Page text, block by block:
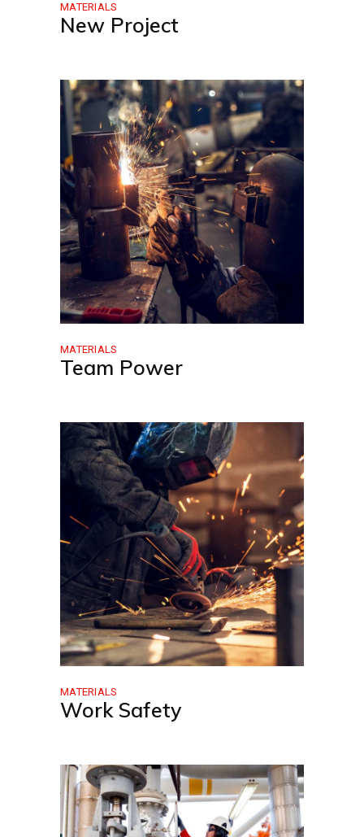
MATERIALS
New Project
MATERIALS
Team Power
MATERIALS
Work Safety